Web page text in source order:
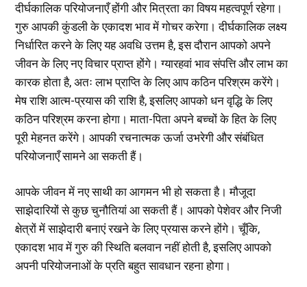
दीर्घकालिक परियोजनाएँ होंगी और मित्रता का विषय महत्वपूर्ण रहेगा।
गुरु आपकी कुंडली के एकादश भाव में गोचर करेगा। दीर्घकालिक लक्ष्य
निर्धारित करने के लिए यह अवधि उत्तम है, इस दौरान आपको अपने
जीवन के लिए नए विचार प्राप्त होंगे। ग्यारहवां भाव संपत्ति और लाभ का
कारक होता है, अतः लाभ प्राप्ति के लिए आप कठिन परिश्रम करेंगे।
मेष राशि आत्म-प्रयास की राशि है, इसलिए आपको धन वृद्धि के लिए
कठिन परिश्रम करना होगा। माता-पिता अपने बच्चों के हित के लिए
पूरी मेहनत करेंगे। आपकी रचनात्मक ऊर्जा उभरेगी और संबंधित
परियोजनाएँ सामने आ सकती हैं।
आपके जीवन में नए साथी का आगमन भी हो सकता है। मौजूदा
साझेदारियों से कुछ चुनौतियां आ सकती हैं। आपको पेशेवर और निजी
क्षेत्रों में साझेदारी बनाएं रखने के लिए प्रयास करने होंगे। चूँकि,
एकादश भाव में गुरु की स्थिति बलवान नहीं होती है, इसलिए आपको
अपनी परियोजनाओं के प्रति बहुत सावधान रहना होगा।